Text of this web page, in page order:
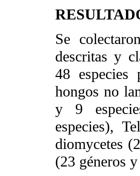
Se
descritas y
48 especies
hongos no
y 9
especies),
diomycetes
(23 géneros